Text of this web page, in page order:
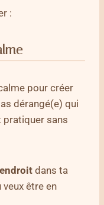
:
pour créer
dérangé(e) qui
sans
endroit dans ta
être en